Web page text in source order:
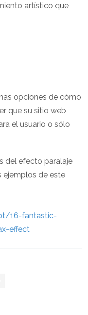
artístico que
opciones de cómo
que su sitio web
el usuario o sólo
del efecto paralaje
ejemplos de este
16-fantastic-
effect